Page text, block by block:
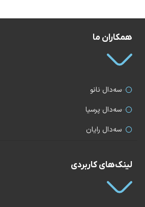
همکاران ما
سه‌دال نانو
سه‌دال پرسیا
سه‌دال رایان
لینک‌های کاربردی